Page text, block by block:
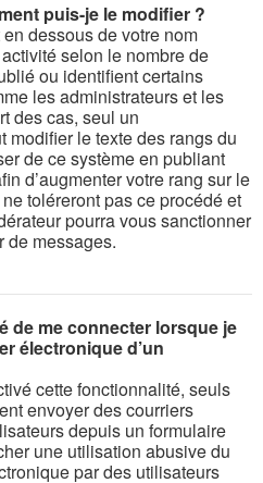
puis-je le modifier ?
dessous de votre nom
selon le nombre de
ou identifient certains
les administrateurs et les
des cas, seul un
modifier le texte des rangs du
de ce système en publiant
d’augmenter votre rang sur le
toléreront pas ce procédé et
pourra vous sanctionner
de messages.
de me connecter lorsque je
électronique d’un
cette fonctionnalité, seuls
envoyer des courriers
depuis un formulaire
une utilisation abusive du
par des utilisateurs